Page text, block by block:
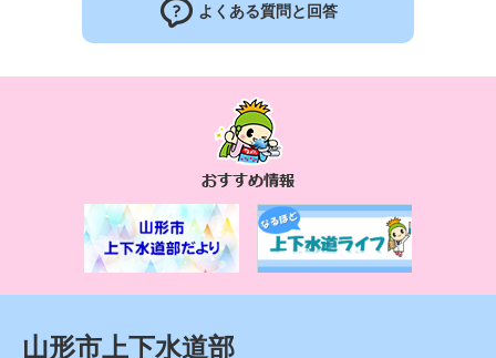
よくある質問と回答
す
め
情
報
山形市上下水道部